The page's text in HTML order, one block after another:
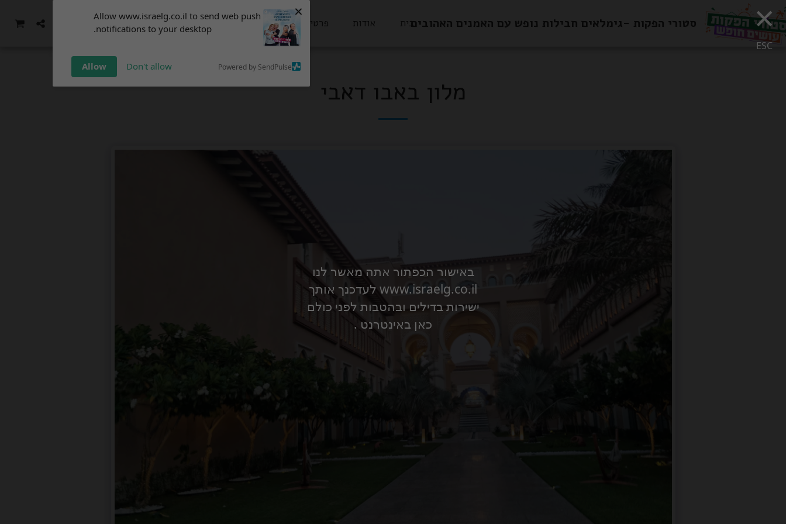
Allow www.israelg.co.il to send web push
notifications to your desktop.
Powered by SendPulse
Don't allow
Allow
× ×
ESC
באישור הכפתור אתה מאשר לנו
www.israelg.co.il לעדכנך אותך
ישירות בדילים ובהטבות לפני כולם
כאן באינטרנט .
notifications!
To enable permission prompts, click
סטורי הפקות -גימלאים חבילות נופש עם האמנים האהוביםבית אודות פרטי הסעות ממה שהיה - סרטוני וידאו עוד
מלון באבו דאבי